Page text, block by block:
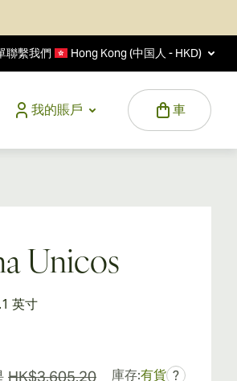
聯繫我們 Hong Kong (中国人 - HKD)
我的賬戶
車
Unicos
英寸
HK$3,605.20 庫存:有貨 ?